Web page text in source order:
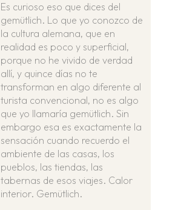
Es curioso eso que dices del
gemütlich. Lo que yo conozco de
la cultura alemana, que en
realidad es poco y superficial,
porque no he vivido de verdad
allí, y quince días no te
transforman en algo diferente al
turista convencional, no es algo
que yo llamaría gemütlich. Sin
embargo esa es exactamente la
sensación cuando recuerdo el
ambiente de las casas, los
pueblos, las tiendas, las
tabernas de esos viajes. Calor
interior. Gemütlich.